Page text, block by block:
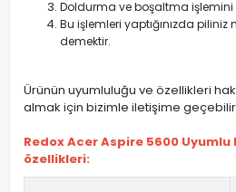
Doldurma ve boşaltma işlemini
Bu işlemleri yaptığınızda
demektir.
Ürünün uyumluluğu ve özellikleri
almak için bizimle iletişime
Redox Acer Aspire 5600
özellikleri: